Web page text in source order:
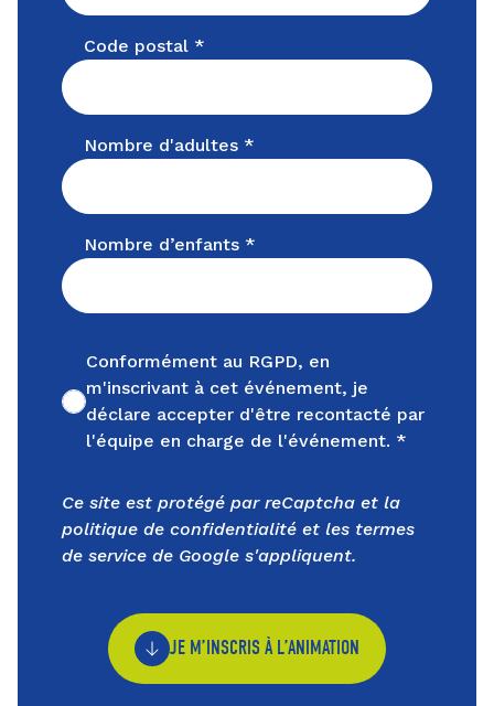
Code postal *
Nombre d'adultes *
Nombre d’enfants *
Non cochée
Conformément au RGPD, en
m'inscrivant à cet événement, je
déclare accepter d'être recontacté par
l'équipe en charge de l'événement. *
Ce site est protégé par reCaptcha et la
politique de confidentialité et les termes
de service de Google s'appliquent.
JE M’INSCRIS À L’ANIMATION